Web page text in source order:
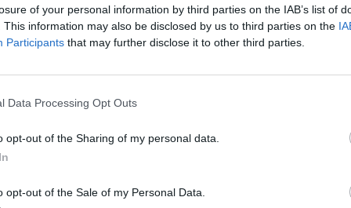
of your personal information by third parties on the IAB’s list of
This information may also be disclosed by us to third parties on the
Participants that may further disclose it to other third parties.
Data Processing Opt Outs
opt-out of the Sharing of my personal data.
opt-out of the Sale of my Personal Data.
*Visas cenas portālā ManiZurnali.lv norādītas € ar PVN.
Žurnālu izdevumu skaits var atšķirties, kā to nosaka
`